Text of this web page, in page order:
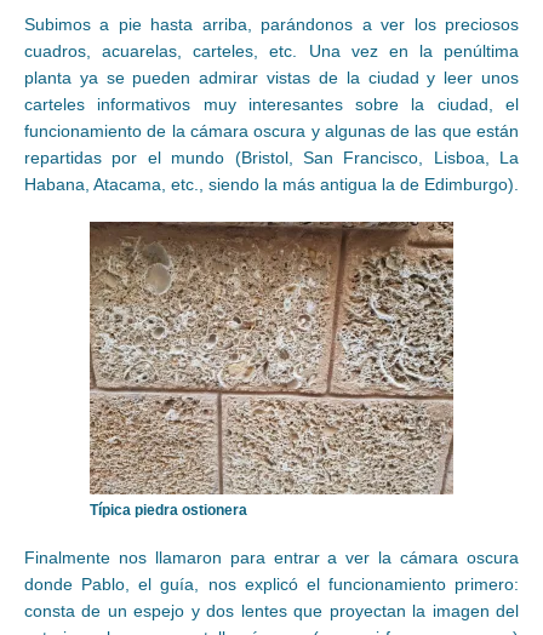
Subimos a pie hasta arriba, parándonos a ver los preciosos
cuadros, acuarelas, carteles, etc. Una vez en la penúltima
planta ya se pueden admirar vistas de la ciudad y leer unos
carteles informativos muy interesantes sobre la ciudad, el
funcionamiento de la cámara oscura y algunas de las que están
repartidas por el mundo (Bristol, San Francisco, Lisboa, La
Habana, Atacama, etc., siendo la más antigua la de Edimburgo).
Típica piedra ostionera
Finalmente nos llamaron para entrar a ver la cámara oscura
donde Pablo, el guía, nos explicó el funcionamiento primero:
consta de un espejo y dos lentes que proyectan la imagen del